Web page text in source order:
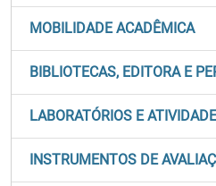
MOBILIDADE ACADÊMICA
BIBLIOTECAS, EDITORA E
LABORATÓRIOS E
INSTRUMENTOS DE